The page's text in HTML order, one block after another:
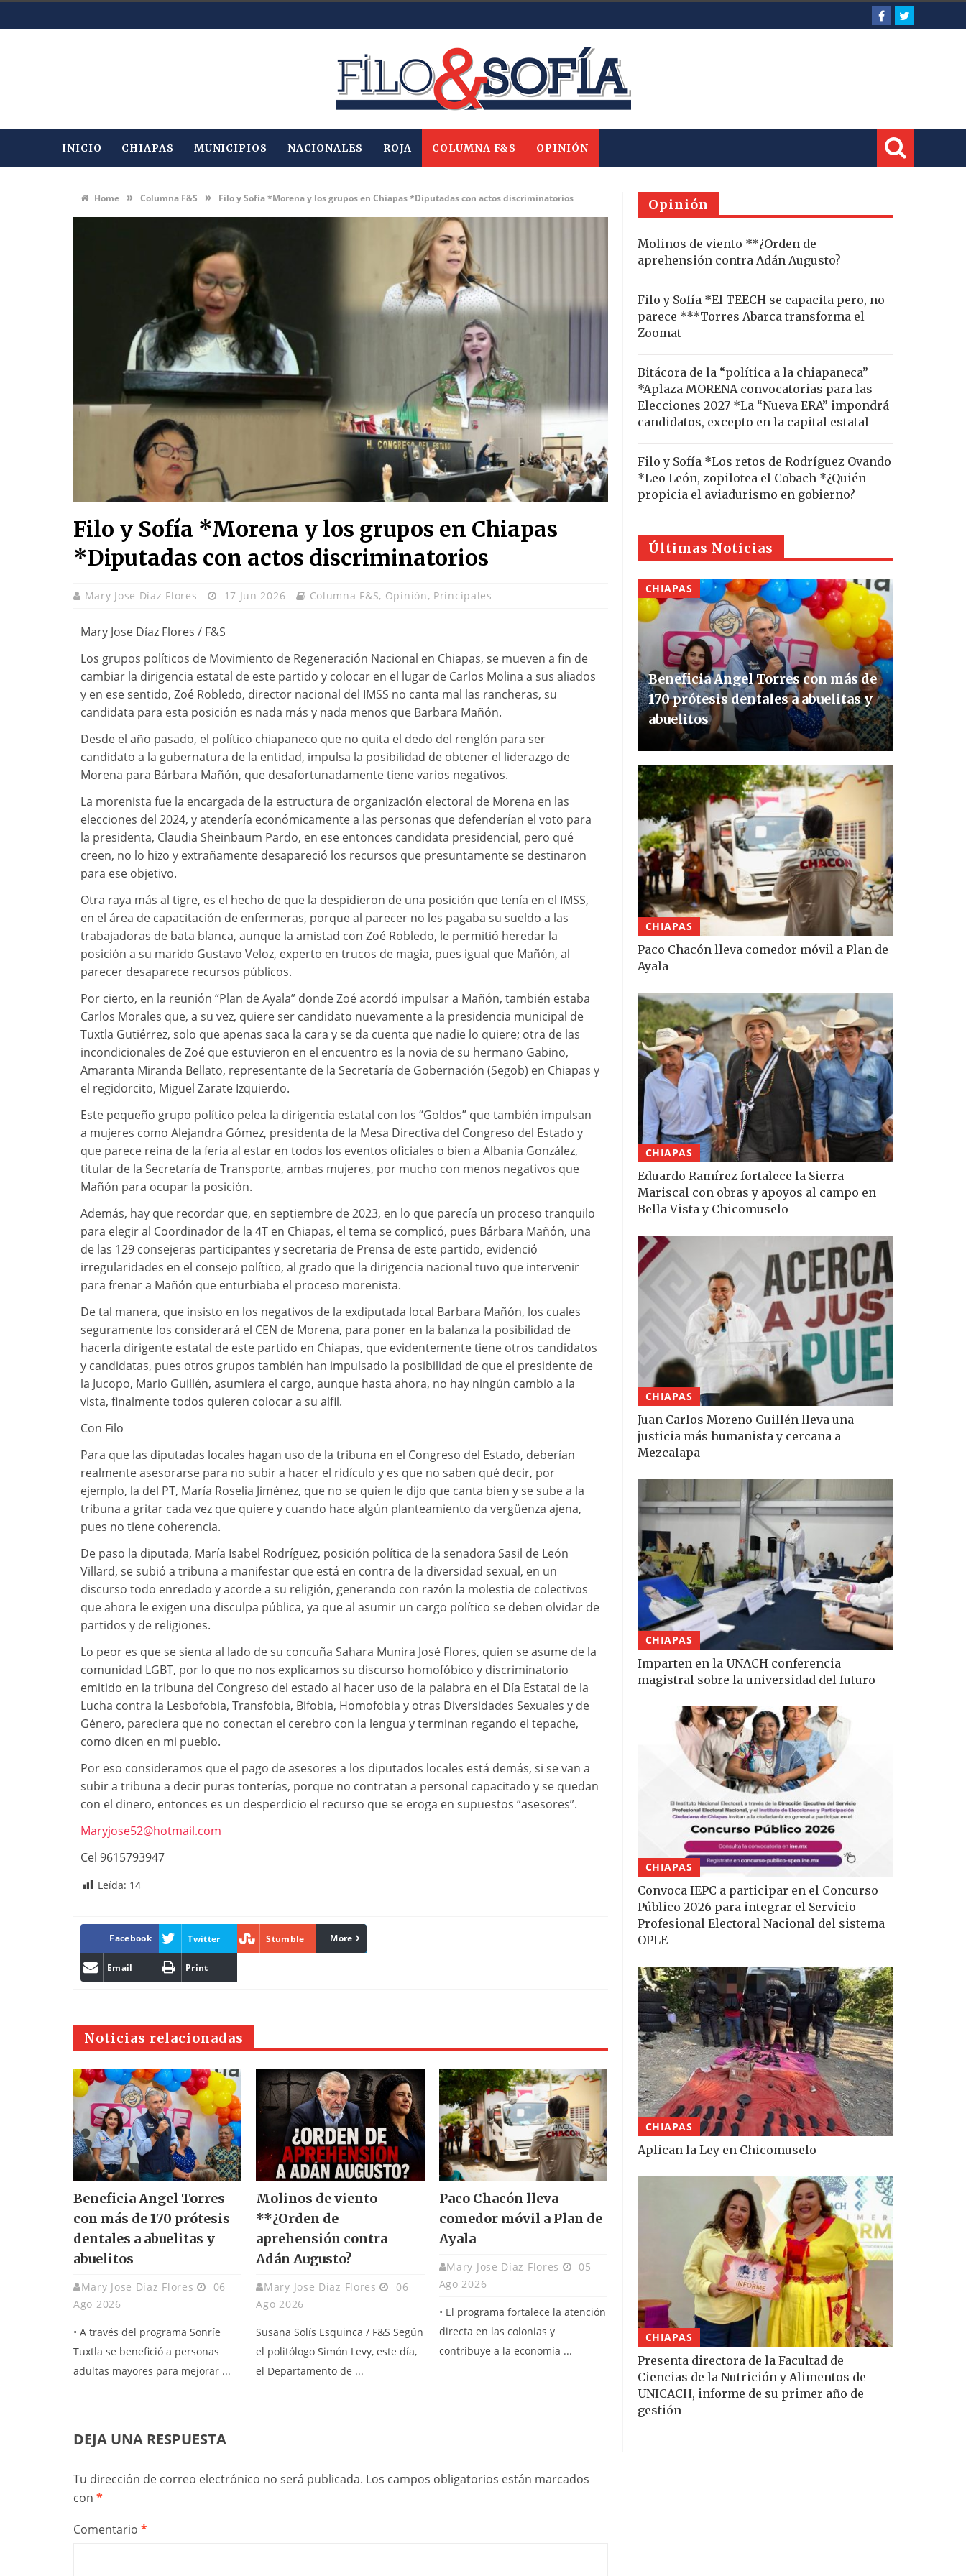
INICIO CHIAPAS MUNICIPIOS NACIONALES ROJA COLUMNA F&S OPINIÓN
Home » Columna F&S » Filo y Sofía *Morena y los grupos en Chiapas *Diputadas con actos discriminatorios
Filo y Sofía *Morena y los grupos en Chiapas
*Diputadas con actos discriminatorios
Mary Jose Díaz Flores 17 Jun 2026 Columna F&S, Opinión, Principales
Mary Jose Díaz Flores / F&S
Los grupos políticos de Movimiento de Regeneración Nacional en Chiapas, se mueven a fin de
cambiar la dirigencia estatal de este partido y colocar en el lugar de Carlos Molina a sus aliados
y en ese sentido, Zoé Robledo, director nacional del IMSS no canta mal las rancheras, su
candidata para esta posición es nada más y nada menos que Barbara Mañón.
Desde el año pasado, el político chiapaneco que no quita el dedo del renglón para ser
candidato a la gubernatura de la entidad, impulsa la posibilidad de obtener el liderazgo de
Morena para Bárbara Mañón, que desafortunadamente tiene varios negativos.
La morenista fue la encargada de la estructura de organización electoral de Morena en las
elecciones del 2024, y atendería económicamente a las personas que defenderían el voto para
la presidenta, Claudia Sheinbaum Pardo, en ese entonces candidata presidencial, pero qué
creen, no lo hizo y extrañamente desapareció los recursos que presuntamente se destinaron
para ese objetivo.
Otra raya más al tigre, es el hecho de que la despidieron de una posición que tenía en el IMSS,
en el área de capacitación de enfermeras, porque al parecer no les pagaba su sueldo a las
trabajadoras de bata blanca, aunque la amistad con Zoé Robledo, le permitió heredar la
posición a su marido Gustavo Veloz, experto en trucos de magia, pues igual que Mañón, al
parecer desaparece recursos públicos.
Por cierto, en la reunión “Plan de Ayala” donde Zoé acordó impulsar a Mañón, también estaba
Carlos Morales que, a su vez, quiere ser candidato nuevamente a la presidencia municipal de
Tuxtla Gutiérrez, solo que apenas saca la cara y se da cuenta que nadie lo quiere; otra de las
incondicionales de Zoé que estuvieron en el encuentro es la novia de su hermano Gabino,
Amaranta Miranda Bellato, representante de la Secretaría de Gobernación (Segob) en Chiapas y
el regidorcito, Miguel Zarate Izquierdo.
Este pequeño grupo político pelea la dirigencia estatal con los “Goldos” que también impulsan
a mujeres como Alejandra Gómez, presidenta de la Mesa Directiva del Congreso del Estado y
que parece reina de la feria al estar en todos los eventos oficiales o bien a Albania González,
titular de la Secretaría de Transporte, ambas mujeres, por mucho con menos negativos que
Mañón para ocupar la posición.
Además, hay que recordar que, en septiembre de 2023, en lo que parecía un proceso tranquilo
para elegir al Coordinador de la 4T en Chiapas, el tema se complicó, pues Bárbara Mañón, una
de las 129 consejeras participantes y secretaria de Prensa de este partido, evidenció
irregularidades en el consejo político, al grado que la dirigencia nacional tuvo que intervenir
para frenar a Mañón que enturbiaba el proceso morenista.
De tal manera, que insisto en los negativos de la exdiputada local Barbara Mañón, los cuales
seguramente los considerará el CEN de Morena, para poner en la balanza la posibilidad de
hacerla dirigente estatal de este partido en Chiapas, que evidentemente tiene otros candidatos
y candidatas, pues otros grupos también han impulsado la posibilidad de que el presidente de
la Jucopo, Mario Guillén, asumiera el cargo, aunque hasta ahora, no hay ningún cambio a la
vista, finalmente todos quieren colocar a su alfil.
Con Filo
Para que las diputadas locales hagan uso de la tribuna en el Congreso del Estado, deberían
realmente asesorarse para no subir a hacer el ridículo y es que no saben qué decir, por
ejemplo, la del PT, María Roselia Jiménez, que no se quien le dijo que canta bien y se sube a la
tribuna a gritar cada vez que quiere y cuando hace algún planteamiento da vergüenza ajena,
pues no tiene coherencia.
De paso la diputada, María Isabel Rodríguez, posición política de la senadora Sasil de León
Villard, se subió a tribuna a manifestar que está en contra de la diversidad sexual, en un
discurso todo enredado y acorde a su religión, generando con razón la molestia de colectivos
que ahora le exigen una disculpa pública, ya que al asumir un cargo político se deben olvidar de
partidos y de religiones.
Lo peor es que se sienta al lado de su concuña Sahara Munira José Flores, quien se asume de la
comunidad LGBT, por lo que no nos explicamos su discurso homofóbico y discriminatorio
emitido en la tribuna del Congreso del estado al hacer uso de la palabra en el Día Estatal de la
Lucha contra la Lesbofobia, Transfobia, Bifobia, Homofobia y otras Diversidades Sexuales y de
Género, pareciera que no conectan el cerebro con la lengua y terminan regando el tepache,
como dicen en mi pueblo.
Por eso consideramos que el pago de asesores a los diputados locales está demás, si se van a
subir a tribuna a decir puras tonterías, porque no contratan a personal capacitado y se quedan
con el dinero, entonces es un desperdicio el recurso que se eroga en supuestos “asesores”.
Maryjose52@hotmail.com
Cel 9615793947
Leída: 14
Facebook Twitter Stumble linkedin
Email Print
More
Noticias relacionadas
Beneficia Angel Torres
con más de 170 prótesis
dentales a abuelitas y
abuelitos
Mary Jose Díaz Flores
06
Ago 2026
• A través del programa Sonríe
Tuxtla se benefició a personas
adultas mayores para mejorar ...
Molinos de viento
**¿Orden de
aprehensión contra
Adán Augusto?
Mary Jose Díaz Flores
06
Ago 2026
Susana Solís Esquinca / F&S Según
el politólogo Simón Levy, este día,
el Departamento de ...
Paco Chacón lleva
comedor móvil a Plan de
Ayala
Mary Jose Díaz Flores
05
Ago 2026
• El programa fortalece la atención
directa en las colonias y
contribuye a la economía ...
DEJA UNA RESPUESTA
Tu dirección de correo electrónico no será publicada. Los campos obligatorios están marcados
con *
Comentario *
Opinión
Molinos de viento **¿Orden de
aprehensión contra Adán Augusto?
Filo y Sofía *El TEECH se capacita pero, no
parece ***Torres Abarca transforma el
Zoomat
Bitácora de la “política a la chiapaneca”
*Aplaza MORENA convocatorias para las
Elecciones 2027 *La “Nueva ERA” impondrá
candidatos, excepto en la capital estatal
Filo y Sofía *Los retos de Rodríguez Ovando
*Leo León, zopilotea el Cobach *¿Quién
propicia el aviadurismo en gobierno?
Últimas Noticias
CHIAPAS
Beneficia Angel Torres con más de
170 prótesis dentales a abuelitas y
abuelitos
CHIAPAS
Paco Chacón lleva comedor móvil a Plan de
Ayala
CHIAPAS
Eduardo Ramírez fortalece la Sierra
Mariscal con obras y apoyos al campo en
Bella Vista y Chicomuselo
CHIAPAS
Juan Carlos Moreno Guillén lleva una
justicia más humanista y cercana a
Mezcalapa
CHIAPAS
Imparten en la UNACH conferencia
magistral sobre la universidad del futuro
CHIAPAS
Convoca IEPC a participar en el Concurso
Público 2026 para integrar el Servicio
Profesional Electoral Nacional del sistema
OPLE
CHIAPAS
Aplican la Ley en Chicomuselo
CHIAPAS
Presenta directora de la Facultad de
Ciencias de la Nutrición y Alimentos de
UNICACH, informe de su primer año de
gestión